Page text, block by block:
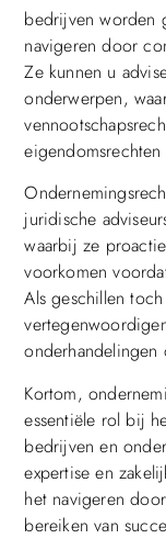
bedrijven worden
navigeren door
Ze kunnen u
onderwerpen,
juridische
waarbij ze
voorkomen
Als geschillen
onderhandelingen
Kortom,
essentiële rol bij
bedrijven en
expertise en
het navigeren
bereiken van